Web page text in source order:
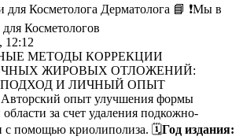
для Косметолога Дерматолога 📘 ❗️Мы в
Косметологов
12:12
МЕТОДЫ КОРРЕКЦИИ
ЖИРОВЫХ ОТЛОЖЕНИЙ:
И ЛИЧНЫЙ ОПЫТ
опыт улучшения формы
за счет удаления подкожно-
с помощью криолиполиза. 🗓Год издания: